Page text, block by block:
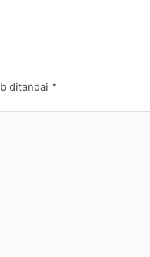
ditandai *